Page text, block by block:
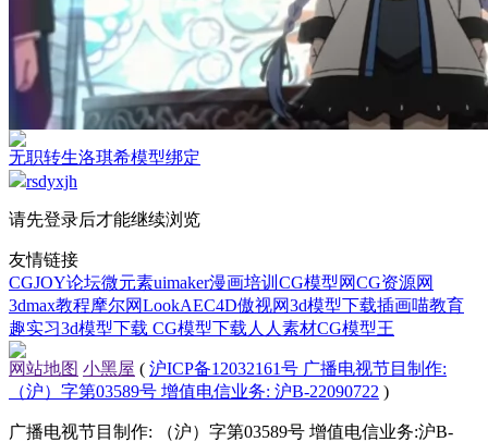
无职转生洛琪希模型绑定
rsdyxjh
请先登录后才能继续浏览
友情链接
CGJOY论坛微元素uimaker漫画培训 CG模型网CG资源网
3dmax教程摩尔网LookAEC4D傲视网3d模型下载插画喵教育
趣实习3d模型下载 CG模型下载 人人素材CG模型王
网站地图 小黑屋 ( 沪ICP备12032161号 广播电视节目制作:
（沪）字第03589号 增值电信业务: 沪B-22090722 )
广播电视节目制作: （沪）字第03589号 增值电信业务:沪B-